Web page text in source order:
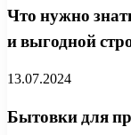
Что нужно
и выгодной
13.07.2024
Бытовки для